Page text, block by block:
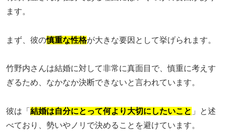
ます。
まず、彼の慎重な性格が大きな要因として挙げられます。
竹野内さんは結婚に対して非常に真面目で、慎重に考えす
ぎるため、なかなか決断できないと言われています。
彼は「 結婚は自分にとって何より大切にしたいこと 」と述
べており、勢いやノリで決めることを避けています。